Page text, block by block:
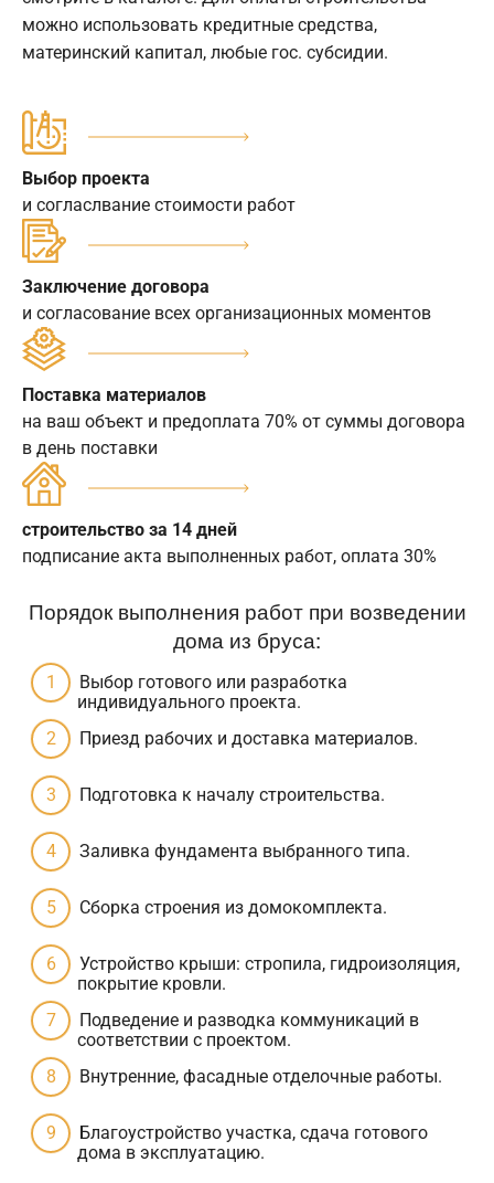
можно использовать кредитные средства,
материнский капитал, любые гос. субсидии.
Выбор проекта
и согласлвание стоимости работ
Заключение договора
и согласование всех организационных моментов
Поставка материалов
на ваш объект и предоплата 70% от суммы договора
в день поставки
строительство за 14 дней
подписание акта выполненных работ, оплата 30%
Порядок выполнения работ при возведении
дома из бруса:
Выбор готового или разработка
индивидуального проекта.
Приезд рабочих и доставка материалов.
Подготовка к началу строительства.
Заливка фундамента выбранного типа.
Сборка строения из домокомплекта.
Устройство крыши: стропила, гидроизоляция,
покрытие кровли.
Подведение и разводка коммуникаций в
соответствии с проектом.
Внутренние, фасадные отделочные работы.
Благоустройство участка, сдача готового
дома в эксплуатацию.